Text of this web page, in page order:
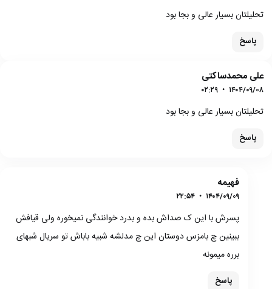
تحلیلتان بسیار عالی و بجا بود
پاسخ
علی محمدساکتی
۱۴۰۴/۰۹/۰۸ •
تحلیلتان بسیار عالی و بجا بود
پاسخ
فهیمه
۱۴۰۴/۰۹/۰۹ •
پسرش با این ک صداش بده و بدرد خوانندگی نمیخوره ولی قیافش
ببینین چ بامزس دوستان این چ مدلشه شبیه باباش تو سریال شبهای
برره میمونه
پاسخ